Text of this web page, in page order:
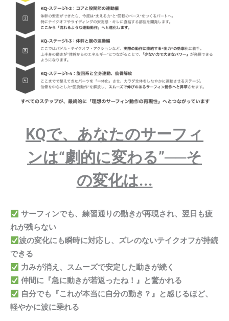
KQで、あなたのサーフィ
ンは“劇的に変わる”──そ
の変化は...
サーフィンでも、練習通りの動きが再現され、翌日も疲
れが残らない
波の変化にも瞬時に対応し、ズレのないテイクオフが持続
できる
力みが消え、スムーズで安定した動きが続く
仲間に『急に動きが若返ったね！』と驚かれる
自分でも『これが本当に自分の動き？』と感じるほど、
軽やかに波に乗れる